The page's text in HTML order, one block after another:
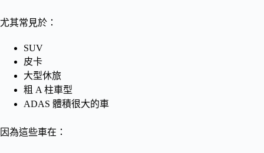
尤其常見於：
SUV
皮卡
大型休旅
粗 A 柱車型
ADAS 體積很大的車
因為這些車在：